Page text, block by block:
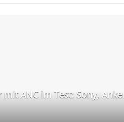
ANC im Test: Sony,